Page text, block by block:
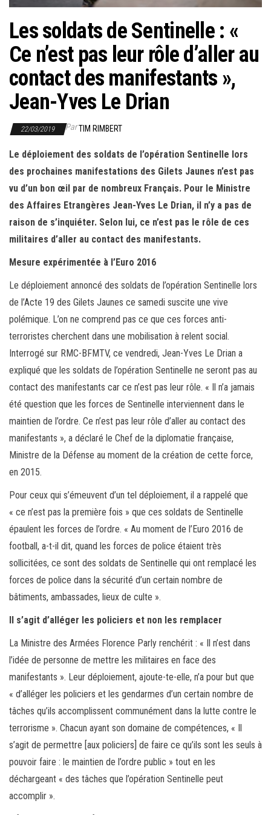
Les soldats de Sentinelle : «
Ce n’est pas leur rôle d’aller au
contact des manifestants »,
Jean-Yves Le Drian
22/03/2019 ParTIM RIMBERT
Le déploiement des soldats de l’opération Sentinelle lors
des prochaines manifestations des Gilets Jaunes n’est pas
vu d’un bon œil par de nombreux Français. Pour le Ministre
des Affaires Etrangères Jean-Yves Le Drian, il n’y a pas de
raison de s’inquiéter. Selon lui, ce n’est pas le rôle de ces
militaires d’aller au contact des manifestants.
Mesure expérimentée à l’Euro 2016
Le déploiement annoncé des soldats de l’opération Sentinelle lors
de l’Acte 19 des Gilets Jaunes ce samedi suscite une vive
polémique. L’on ne comprend pas ce que ces forces anti-
terroristes cherchent dans une mobilisation à relent social.
Interrogé sur RMC-BFMTV, ce vendredi, Jean-Yves Le Drian a
expliqué que les soldats de l’opération Sentinelle ne seront pas au
contact des manifestants car ce n’est pas leur rôle. « Il n’a jamais
été question que les forces de Sentinelle interviennent dans le
maintien de l’ordre. Ce n’est pas leur rôle d’aller au contact des
manifestants », a déclaré le Chef de la diplomatie française,
Ministre de la Défense au moment de la création de cette force,
en 2015.
Pour ceux qui s’émeuvent d’un tel déploiement, il a rappelé que
« ce n’est pas la première fois » que ces soldats de Sentinelle
épaulent les forces de l’ordre. « Au moment de l’Euro 2016 de
football, a-t-il dit, quand les forces de police étaient très
sollicitées, ce sont des soldats de Sentinelle qui ont remplacé les
forces de police dans la sécurité d’un certain nombre de
bâtiments, ambassades, lieux de culte ».
Il s’agit d’alléger les policiers et non les remplacer
La Ministre des Armées Florence Parly renchérit : « Il n’est dans
l’idée de personne de mettre les militaires en face des
manifestants ». Leur déploiement, ajoute-te-elle, n’a pour but que
« d’alléger les policiers et les gendarmes d’un certain nombre de
tâches qu’ils accomplissent communément dans la lutte contre le
terrorisme ». Chacun ayant son domaine de compétences, « Il
s’agit de permettre [aux policiers] de faire ce qu’ils sont les seuls à
pouvoir faire : le maintien de l’ordre public » tout en les
déchargeant « des tâches que l’opération Sentinelle peut
accomplir ».